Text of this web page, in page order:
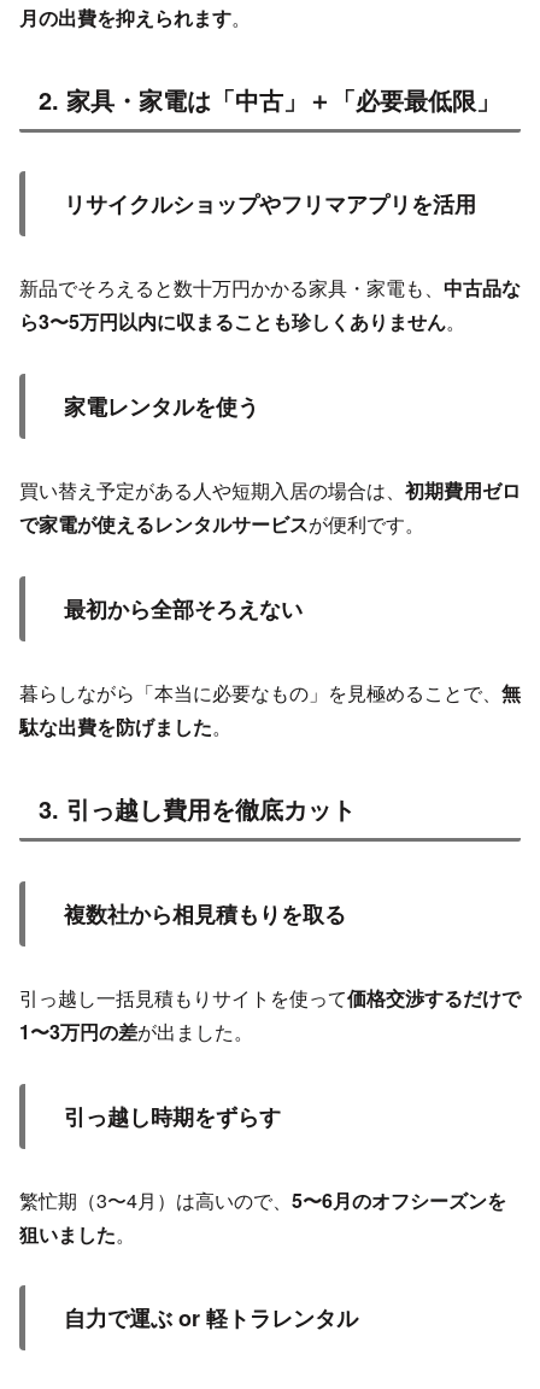
月の出費を抑えられます。
2. 家具・家電は「中古」＋「必要最低限」
リサイクルショップやフリマアプリを活用
新品でそろえると数十万円かかる家具・家電も、 中古品な
ら3〜5万円以内に収まることも珍しくありません。
家電レンタルを使う
買い替え予定がある人や短期入居の場合は、 初期費用ゼロ
で家電が使えるレンタルサービスが便利です。
最初から全部そろえない
暮らしながら「本当に必要なもの」を見極めることで、 無
駄な出費を防げました。
3. 引っ越し費用を徹底カット
複数社から相見積もりを取る
引っ越し一括見積もりサイトを使って価格交渉するだけで
1〜3万円の差が出ました。
引っ越し時期をずらす
繁忙期（3〜4月）は高いので、 5〜6月のオフシーズンを
狙いました。
自力で運ぶ or 軽トラレンタル